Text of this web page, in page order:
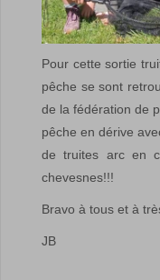
Pour cette sortie
pêche se sont
de la fédération de
pêche en dérive
de truites arc en
chevesnes!!!
Bravo à tous et à
JB